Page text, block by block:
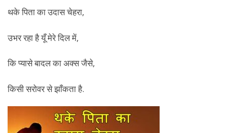
थके पिता का उदास चेहरा,
उभर रहा है यूँ मेरे दिल में,
कि प्यासे बादल का अक्स जैसे,
किसी सरोवर से झाँकता है.